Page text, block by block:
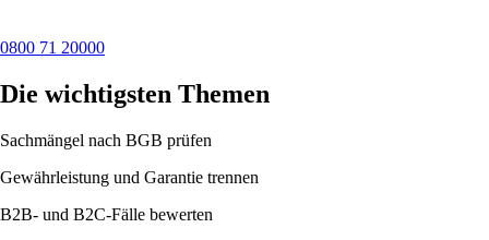
0800 71 20000
Die wichtigsten Themen
Sachmängel nach BGB prüfen
Gewährleistung und Garantie trennen
B2B- und B2C-Fälle bewerten